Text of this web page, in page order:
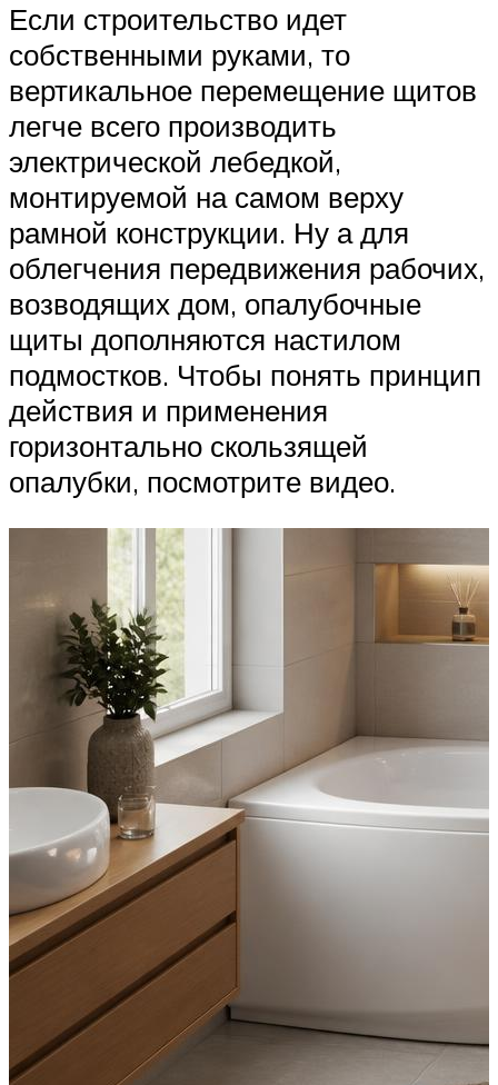
Если строительство идет
собственными руками, то
вертикальное перемещение щитов
легче всего производить
электрической лебедкой,
монтируемой на самом верху
рамной конструкции. Ну а для
облегчения передвижения рабочих,
возводящих дом, опалубочные
щиты дополняются настилом
подмостков. Чтобы понять принцип
действия и применения
горизонтально скользящей
опалубки, посмотрите видео.